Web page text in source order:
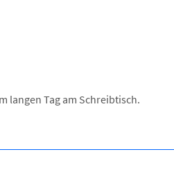
langen Tag am Schreibtisch.